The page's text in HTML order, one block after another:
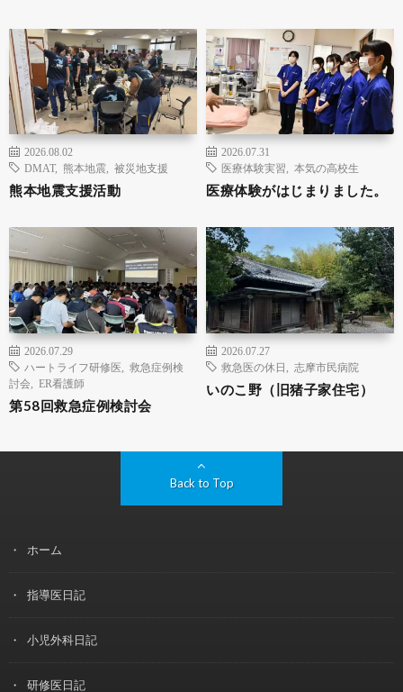
2026.08.02
DMAT, 熊本地震 被災地支援
熊本地震支援活動
2026.07.31
医療体験実習
本気の高校生
医療体験がはじまりました。
2026.07.29
ハートライフ研修医
救急症例検
討会
ER看護師
第58回救急症例検討会
2026.07.27
救急医の休日
志摩市民病院
いのこ野（旧猪子家住宅）
Back to Top
ホーム
指導医日記
小児外科日記
研修医日記